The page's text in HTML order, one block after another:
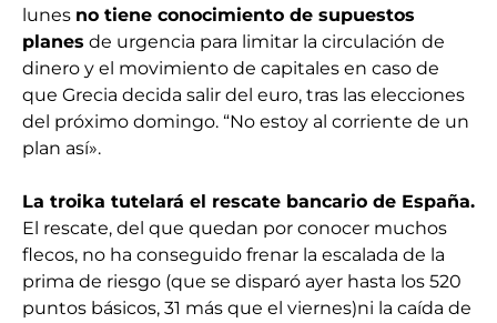
lunes no tiene conocimiento de supuestos
planes de urgencia para limitar la circulación de
dinero y el movimiento de capitales en caso de
que Grecia decida salir del euro, tras las elecciones
del próximo domingo. “No estoy al corriente de un
plan así».
La troika tutelará el rescate bancario de España.
El rescate, del que quedan por conocer muchos
flecos, no ha conseguido frenar la escalada de la
prima de riesgo (que se disparó ayer hasta los 520
puntos básicos, 31 más que el viernes)ni la caída de